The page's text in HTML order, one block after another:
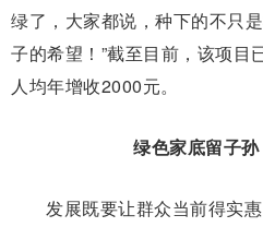
绿了，大家都说，种下的不只
子的希望！”截至目前，该项目
人均年增收2000元。
绿色家底留子
发展既要让群众当前得实